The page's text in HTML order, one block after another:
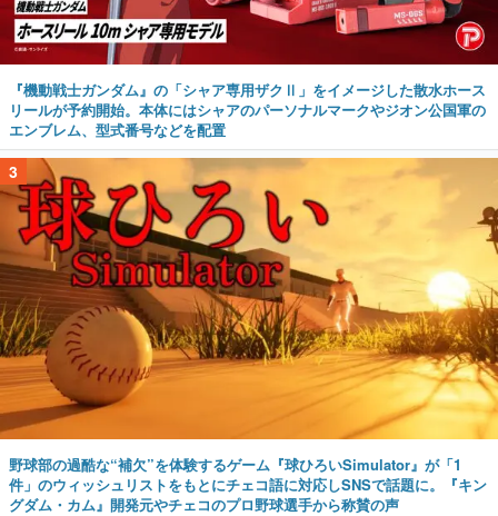
『機動戦士ガンダム』の「シャア専用ザクⅡ」をイメージした散水ホース
リールが予約開始。本体にはシャアのパーソナルマークやジオン公国軍の
エンブレム、型式番号などを配置
3
野球部の過酷な“補欠”を体験するゲーム『球ひろいSimulator』が「1
件」のウィッシュリストをもとにチェコ語に対応しSNSで話題に。『キン
グダム・カム』開発元やチェコのプロ野球選手から称賛の声